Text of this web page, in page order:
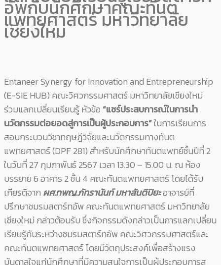
อัพกับนักศึกษาคณะทันต
แพทยศาสตร์ มหาวิทยาลัย
เชียงใหม่
Entaneer Synergy for Innovation and Entrepreneurship
(E-SIE HUB) คณะวิศวกรรมศาสตร์ มหาวิทยาลัยเชียงใหม่
ร่วมแลกเปลี่ยนเรียนรู้ หัวข้อ“แชร์ประสบการณ์ในการนำ
นวัตกรรมต่อยอดสู่การเป็นผู้ประกอบการ”ในการเรียนการ
สอนกระบวนวิชาทฤษฎีวิจัยและนวัตกรรมทางทันต
แพทยศาสตร์ (DPF 281) สำหรับนักศึกษาทันตแพทย์ชั้นปีที่ 2
ในวันที่ 27 กุมภาพันธ์ 2567 เวลา 13.30 – 15.00 น. ณ ห้อง
บรรยาย 6 อาคาร 2 ชั้น 4 คณะทันตแพทยศาสตร์ โดยได้รับ
เกียรติจาก ผศ.ทพญ.ภัทรานันท์ มหาสันติปิยะอาจารย์ที่
ปรึกษาชมรมสตาร์ทอัพ คณะทันตแพทยศาสตร์ มหาวิทยาลัย
เชียงใหม่ กล่าวต้อนรับ ซึ่งกิจกรรมดังกล่าวเป็นการแลกเปลี่ยน
เรียนรู้กันระหว่างชมรมสตาร์ทอัพ คณะวิศวกรรมศาสตร์และ
คณะทันตแพทยศาสตร์ โดยมีวัตถุประสงค์เพื่อสร้างแรง
บันดาลใจแก่นักศึกษาที่มีความสนใจการเป็นผู้ประกอบการส